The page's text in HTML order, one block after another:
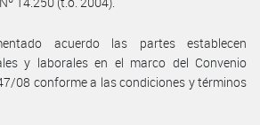
acuerdo las partes establecen
y laborales en el marco del Convenio
08 conforme a las condiciones y términos